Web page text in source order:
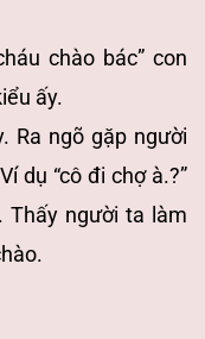
chào bác” con
kiểu ấy.
Ra ngõ gặp người
dụ “cô đi chợ à.?”
Thấy người ta làm